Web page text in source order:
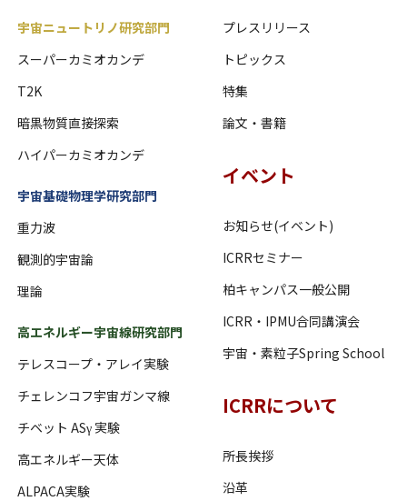
宇宙ニュートリノ研究部門
スーパーカミオカンデ
T2K
暗黒物質直接探索
ハイパーカミオカンデ
宇宙基礎物理学研究部門
重力波
観測的宇宙論
理論
高エネルギー宇宙線研究部門
テレスコープ・アレイ実験
チェレンコフ宇宙ガンマ線
チベット ASγ 実験
高エネルギー天体
ALPACA実験
プレスリリース
トピックス
特集
論文・書籍
イベント
お知らせ(イベント)
ICRRセミナー
柏キャンパス一般公開
ICRR・IPMU合同講演会
宇宙・素粒子Spring School
ICRRについて
所長挨拶
沿革